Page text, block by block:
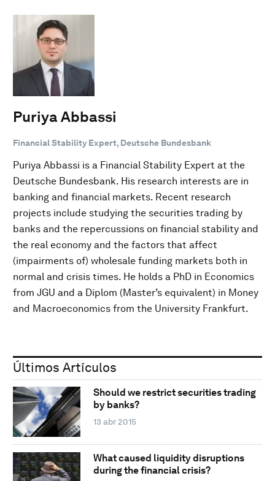
Puriya Abbassi
Financial Stability Expert, Deutsche Bundesbank
Puriya Abbassi is a Financial Stability Expert at the
Deutsche Bundesbank. His research interests are in
banking and financial markets. Recent research
projects include studying the securities trading by
banks and the repercussions on financial stability and
the real economy and the factors that affect
(impairments of) wholesale funding markets both in
normal and crisis times. He holds a PhD in Economics
from JGU and a Diplom (Master’s equivalent) in Money
and Macroeconomics from the University Frankfurt.
Últimos Artículos
Should we restrict securities trading
by banks?
13 abr 2015
What caused liquidity disruptions
during the financial crisis?